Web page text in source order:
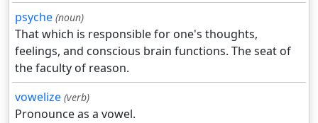
psyche (noun)
That which is responsible for one's thoughts,
feelings, and conscious brain functions. The seat of
the faculty of reason.
vowelize (verb)
Pronounce as a vowel.